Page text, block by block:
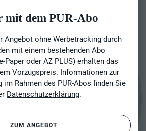
mit dem PUR-Abo
Angebot ohne Werbetracking durch
mit einem bestehenden Abo
Paper oder AZ PLUS) erhalten das
Vorzugspreis. Informationen zur
im Rahmen des PUR-Abos finden Sie
Datenschutzerklärung.
ZUM ANGEBOT